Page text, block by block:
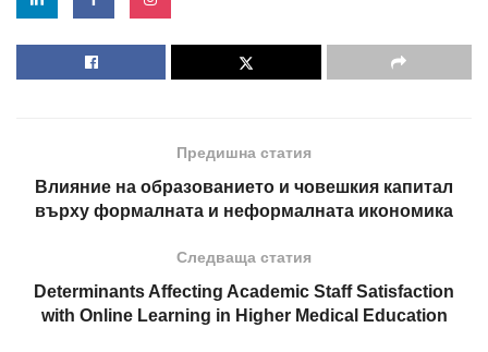
Предишна статия
Влияние на образованието и човешкия капитал
върху формалната и неформалната икономика
Следваща статия
Determinants Affecting Academic Staff Satisfaction
with Online Learning in Higher Medical Education